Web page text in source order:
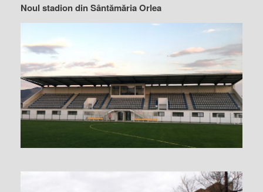
Noul stadion din Sântămăria Orlea